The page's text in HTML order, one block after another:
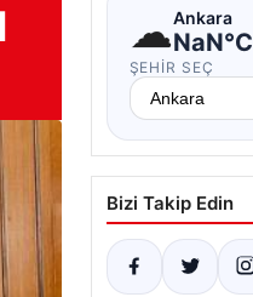
☁Ankara
NaN°C
ŞEHIR SEÇ
Bizi Takip Edin